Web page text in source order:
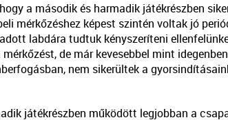
a második és harmadik játékrészben
mérkőzéshez képest szintén voltak jó
labdára tudtuk kényszeríteni
de már kevesebbel mint
nem sikerültek a
játékrészben működött legjobban a